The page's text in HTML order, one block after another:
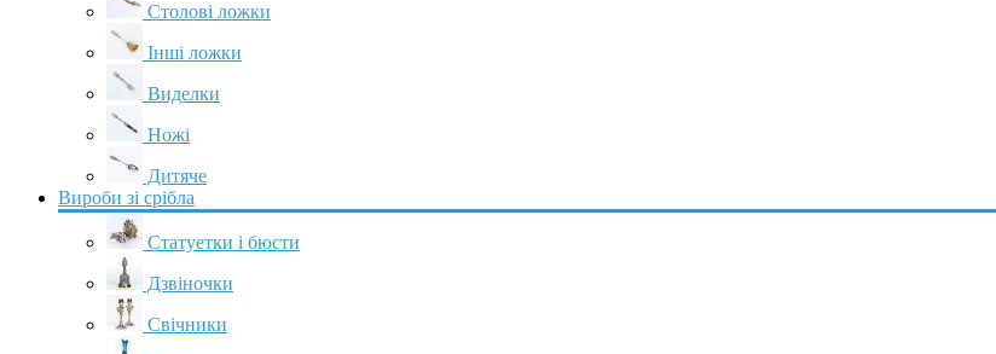
Столові ложки
Інші ложки
Виделки
Ножі
Дитяче
Вироби зі срібла
Статуетки і бюсти
Дзвіночки
Свічники